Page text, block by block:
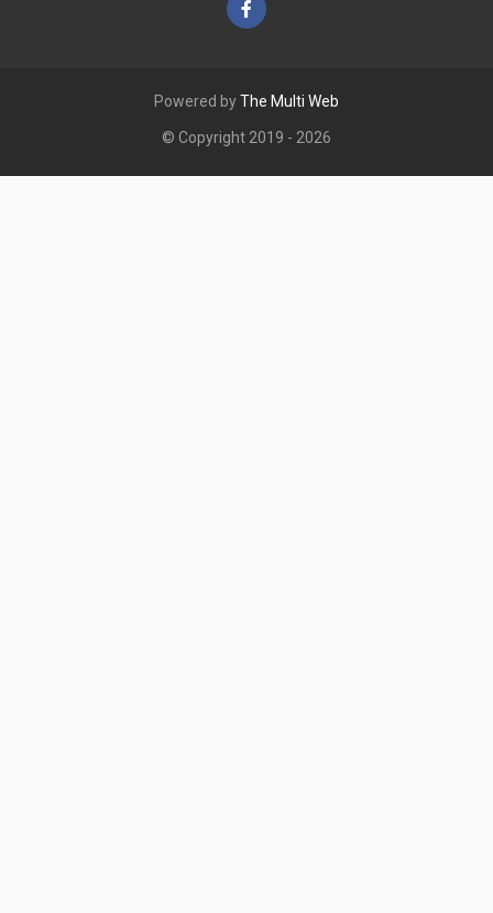
Powered byThe Multi Web
© Copyright 2019 - 2026